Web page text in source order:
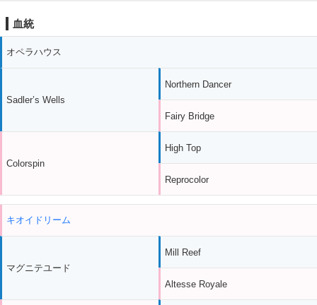
血統
オペラハウス
Sadler’s Wells
Colorspin
Northern Dancer
Fairy Bridge
High Top
Reprocolor
キオイドリーム
マグニテユード
Mill Reef
Altesse Royale